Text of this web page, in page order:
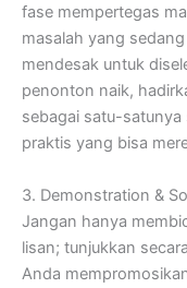
fase mempertegas
masalah yang
mendesak untuk
penonton naik,
sebagai satu-satunya
praktis yang bisa
3. Demonstration &
Jangan hanya
lisan; tunjukkan
Anda